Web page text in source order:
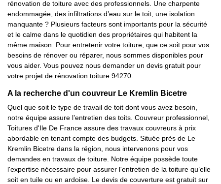
rénovation de toiture avec des professionnels. Une charpente
endommagée, des infiltrations d’eau sur le toit, une isolation
manquante ? Plusieurs facteurs sont importants pour la sécurité
et le calme dans le quotidien des propriétaires qui habitent la
même maison. Pour entretenir votre toiture, que ce soit pour vos
besoins de rénover ou réparer, nous sommes disponibles pour
vous aider. Vous pouvez nous demander un devis gratuit pour
votre projet de rénovation toiture 94270.
A la recherche d'un couvreur Le Kremlin Bicetre
Quel que soit le type de travail de toit dont vous avez besoin,
notre équipe assure l’entretien des toits. Couvreur professionnel,
Toitures d'Ile De France assure des travaux couvreurs à prix
abordable en tenant compte des budgets. Située près de Le
Kremlin Bicetre dans la région, nous intervenons pour vos
demandes en travaux de toiture. Notre équipe possède toute
l'expertise nécessaire pour assurer l'entretien de la toiture qu’elle
soit en tuile ou en ardoise. Le devis de couverture est gratuit sur